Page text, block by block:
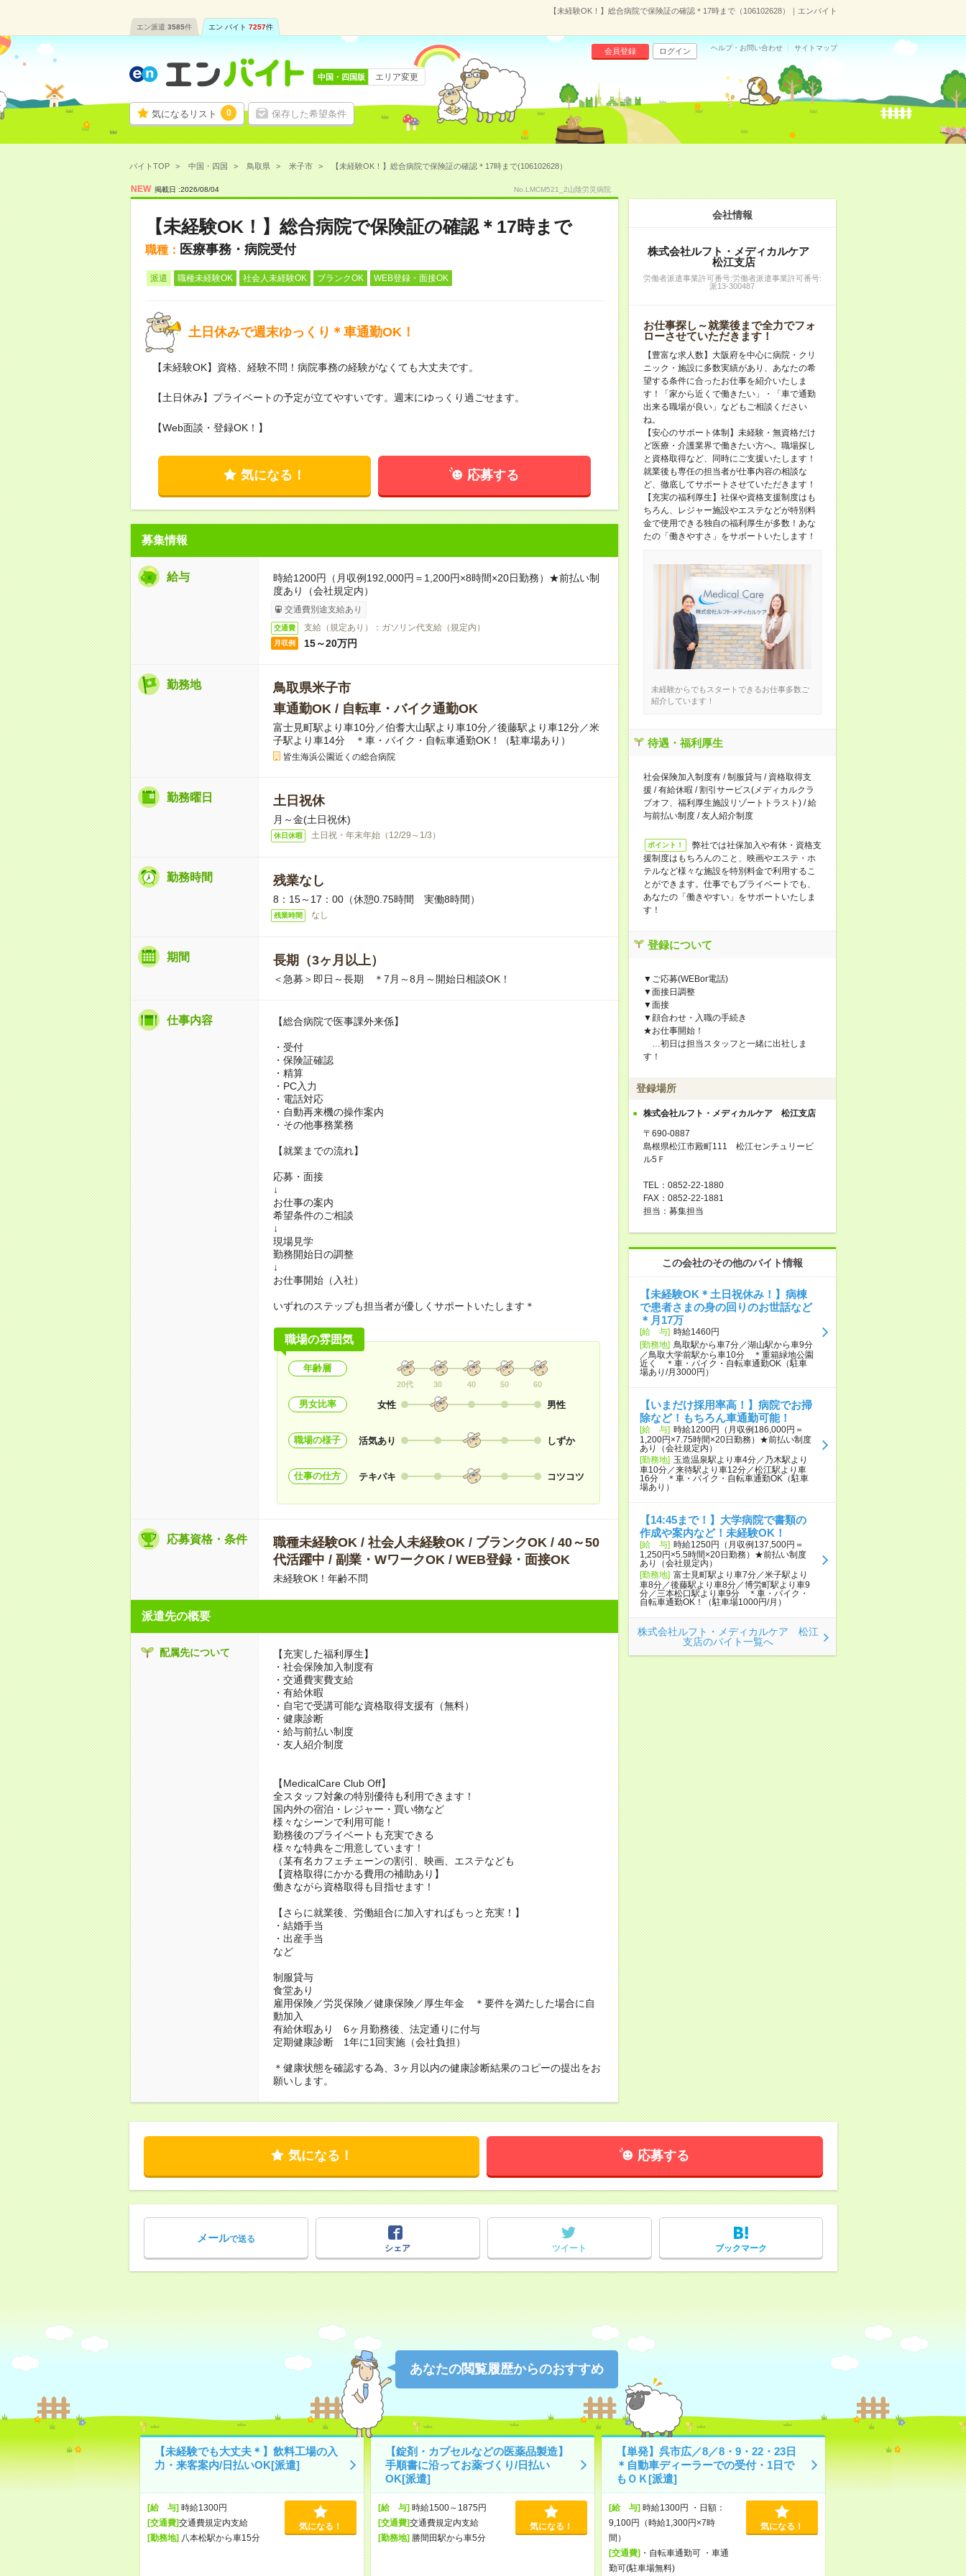
【未経験OK！】総合病院で保険証の確認＊17時まで（106102628）｜エンバイト
エン派遣 3585件 エン バイト 7257件
気になるリスト 0 保存した希望条件
会員登録 ログイン ヘルプ・お問い合わせ サイトマップ
中国・四国版 エリア変更
バイトTOP 中国・四国 鳥取県 米子市 【未経験OK！】総合病院で保険証の確認＊17時まで(106102628）
NEW 掲載日 :2026/08/04 No.LMCM521_2山陰労災病院
【未経験OK！】総合病院で保険証の確認＊17時まで
職種： 医療事務・病院受付
派遣 職種未経験OK 社会人未経験OK ブランクOK WEB登録・面接OK
土日休みで週末ゆっくり＊車通勤OK！
【未経験OK】資格、経験不問！病院事務の経験がなくても大丈夫です。
【土日休み】プライベートの予定が立てやすいです。週末にゆっくり過ごせます。
【Web面談・登録OK！】
気になる！ 応募する
募集情報
給与
時給1200円（月収例192,000円＝1,200円×8時間×20日勤務）★前払い制
度あり（会社規定内）
交通費別途支給あり
交通費 支給（規定あり）：ガソリン代支給（規定内）
月収例 15～20万円
勤務地
鳥取県米子市
車通勤OK / 自転車・バイク通勤OK
富士見町駅より車10分／伯耆大山駅より車10分／後藤駅より車12分／米
子駅より車14分 ＊車・バイク・自転車通勤OK！（駐車場あり）
皆生海浜公園近くの総合病院
勤務曜日 土日祝休
月～金(土日祝休)
休日休暇 土日祝・年末年始（12/29～1/3）
勤務時間 残業なし
8：15～17：00（休憩0.75時間 実働8時間）
残業時間 なし
期間 長期（3ヶ月以上）
＜急募＞即日～長期 ＊7月～8月～開始日相談OK！
仕事内容 【総合病院で医事課外来係】
・受付
・保険証確認
・精算
・PC入力
・電話対応
・自動再来機の操作案内
・その他事務業務
【就業までの流れ】
応募・面接
↓
お仕事の案内
希望条件のご相談
↓
現場見学
勤務開始日の調整
↓
お仕事開始（入社）
いずれのステップも担当者が優しくサポートいたします＊
職場の雰囲気
年齢層
20代 30 40 50 60
男女比率 女性 男性
職場の様子 活気あり しずか
仕事の仕方 テキパキ コツコツ
応募資格・条件
職種未経験OK / 社会人未経験OK / ブランクOK / 40～50
代活躍中 / 副業・WワークOK / WEB登録・面接OK
未経験OK！年齢不問
派遣先の概要
配属先について
【充実した福利厚生】
・社会保険加入制度有
・交通費実費支給
・有給休暇
・自宅で受講可能な資格取得支援有（無料）
・健康診断
・給与前払い制度
・友人紹介制度
【MedicalCare Club Off】
全スタッフ対象の特別優待も利用できます！
国内外の宿泊・レジャー・買い物など
様々なシーンで利用可能！
勤務後のプライベートも充実できる
様々な特典をご用意しています！
（某有名カフェチェーンの割引、映画、エステなども
【資格取得にかかる費用の補助あり】
働きながら資格取得も目指せます！
【さらに就業後、労働組合に加入すればもっと充実！】
・結婚手当
・出産手当
など
制服貸与
食堂あり
雇用保険／労災保険／健康保険／厚生年金 ＊要件を満たした場合に自
動加入
有給休暇あり 6ヶ月勤務後、法定通りに付与
定期健康診断 1年に1回実施（会社負担）
＊健康状態を確認する為、3ヶ月以内の健康診断結果のコピーの提出をお
願いします。
会社情報
株式会社ルフト・メディカルケア
松江支店
労働者派遣事業許可番号:労働者派遣事業許可番号:
派13-300487
お仕事探し～就業後まで全力でフォ
ローさせていただきます！
【豊富な求人数】大阪府を中心に病院・クリ
ニック・施設に多数実績があり、あなたの希
望する条件に合ったお仕事を紹介いたしま
す！「家から近くで働きたい」・「車で通勤
出来る職場が良い」などもご相談ください
ね。
【安心のサポート体制】未経験・無資格だけ
ど医療・介護業界で働きたい方へ。職場探し
と資格取得など、同時にご支援いたします！
就業後も専任の担当者が仕事内容の相談な
ど、徹底してサポートさせていただきます！
【充実の福利厚生】社保や資格支援制度はも
ちろん、レジャー施設やエステなどが特別料
金で使用できる独自の福利厚生が多数！あな
たの「働きやすさ」をサポートいたします！
未経験からでもスタートできるお仕事多数ご
紹介しています！
待遇・福利厚生
社会保険加入制度有 / 制服貸与 / 資格取得支
援 / 有給休暇 / 割引サービス(メディカルクラ
ブオフ、福利厚生施設リゾートトラスト) / 給
与前払い制度 / 友人紹介制度
ポイント！
弊社では社保加入や有休・資格支
援制度はもちろんのこと、映画やエステ・ホ
テルなど様々な施設を特別料金で利用するこ
とができます。仕事でもプライベートでも、
あなたの「働きやすい」をサポートいたしま
す！
登録について
▼ご応募(WEBor電話)
▼面接日調整
▼面接
▼顔合わせ・入職の手続き
★お仕事開始！
…初日は担当スタッフと一緒に出社しま
す！
登録場所
株式会社ルフト・メディカルケア 松江支店
〒690-0887
島根県松江市殿町111 松江センチュリービ
ル5Ｆ
TEL：0852-22-1880
FAX：0852-22-1881
担当：募集担当
この会社のその他のバイト情報
【未経験OK＊土日祝休み！】病棟
で患者さまの身の回りのお世話など
＊月17万
[給 与] 時給1460円
[勤務地] 鳥取駅から車7分／湖山駅から車9分
／鳥取大学前駅から車10分 ＊重箱緑地公園
近く ＊車・バイク・自転車通勤OK（駐車
場あり/月3000円）
【いまだけ採用率高！】病院でお掃
除など！もちろん車通勤可能！
[給 与] 時給1200円（月収例186,000円＝
1,200円×7.75時間×20日勤務）★前払い制度
あり（会社規定内）
[勤務地] 玉造温泉駅より車4分／乃木駅より
車10分／来待駅より車12分／松江駅より車
16分 ＊車・バイク・自転車通勤OK（駐車
場あり）
【14:45まで！】大学病院で書類の
作成や案内など！未経験OK！
[給 与] 時給1250円（月収例137,500円＝
1,250円×5.5時間×20日勤務）★前払い制度
あり（会社規定内）
[勤務地] 富士見町駅より車7分／米子駅より
車8分／後藤駅より車8分／博労町駅より車9
分／三本松口駅より車9分 ＊車・バイク・
自転車通勤OK！（駐車場1000円/月）
株式会社ルフト・メディカルケア 松江
支店のバイト一覧へ
気になる！ 応募する
メールで送る
シェア
ツイート ブックマーク
あなたの閲覧履歴からのおすすめ
【未経験でも大丈夫＊】飲料工場の入
力・来客案内/日払いOK[派遣]
[給 与]時給1300円
[交通費]交通費規定内支給
[勤務地]八本松駅から車15分
気になる！
【錠剤・カプセルなどの医薬品製造】
手順書に沿ってお薬づくり/日払い
OK[派遣]
[給 与]時給1500～1875円
[交通費]交通費規定内支給
[勤務地]勝間田駅から車5分
気になる！
【単発】呉市広／8／8・9・22・23日
＊自動車ディーラーでの受付・1日で
もＯＫ[派遣]
[給 与]時給1300円 ・日額：
9,100円（時給1,300円×7時
間）
[交通費]・自転車通勤可 ・車通
勤可(駐車場無料)
気になる！